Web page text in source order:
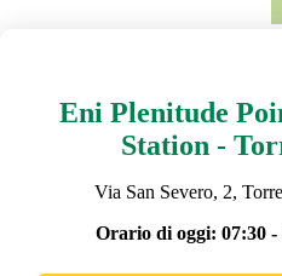
Eni Plenitude
Station -
Via San Severo, 2,
Orario di oggi: 07:30 -